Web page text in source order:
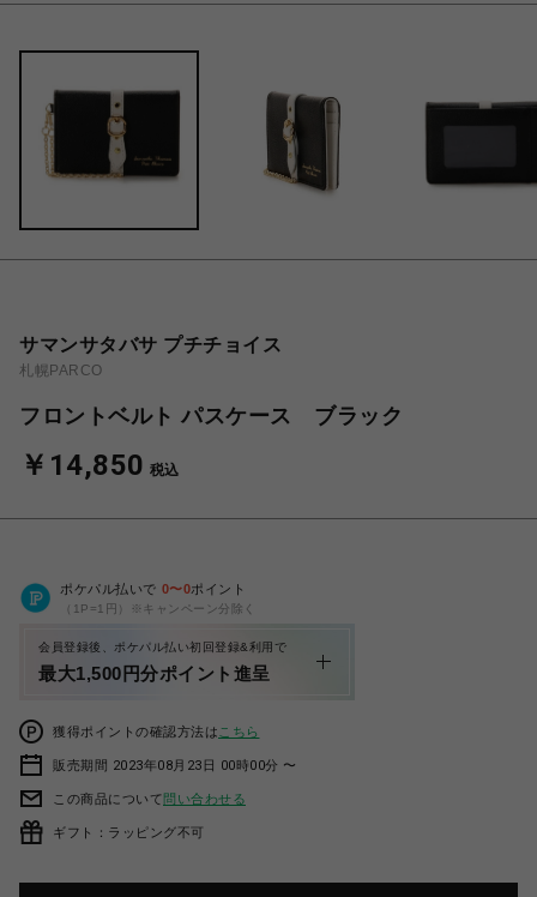
サマンサタバサ プチチョイス
札幌PARCO
フロントベルト パスケース ブラック
￥14,850 税込
ポケパル払いで 0〜0ポイント
（1P=1円）※キャンペーン分除く
会員登録後、ポケパル払い初回登録&利用で
最大1,500円分ポイント進呈
獲得ポイントの確認方法は こちら
販売期間 2023年08月23日 00時00分 〜
この商品について問い合わせる
ギフト：ラッピング不可